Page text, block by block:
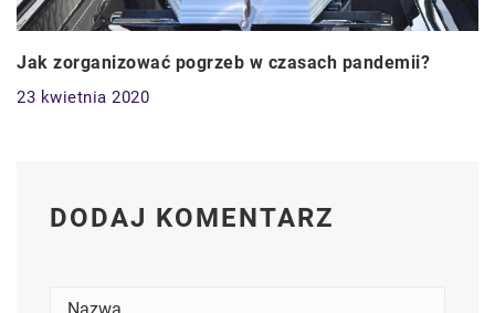
Jak zorganizować pogrzeb w czasach pandemii?
23 kwietnia 2020
DODAJ KOMENTARZ